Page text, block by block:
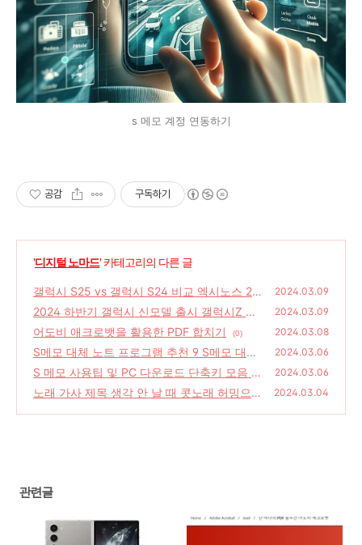
s 메모 계정 연동하기
공감 구독하기
'디지털 노마드' 카테고리의 다른 글
갤럭시 S25 vs 갤럭시 S24 비교 엑시노스 25
00 전량 탑재설
(0)
2024.03.09
2024 하반기 갤럭시 신모델 출시 갤럭시Z 폴
드6 vs 갤럭시 Z 플립
(0)
2024.03.09
어도비 애크로뱃을 활용한 PDF 합치기 (0) 2024.03.08
S메모 대체 노트 프로그램 추천 9 S메모 대안
원노트 에버노트 구글 메모
(0)
2024.03.06
S 메모 사용팁 및 PC 다운로드 단축키 모음 장
점 단점
(0)
2024.03.06
노래 가사 제목 생각 안 날 때 콧노래 허밍으로
2024.03.04
관련글